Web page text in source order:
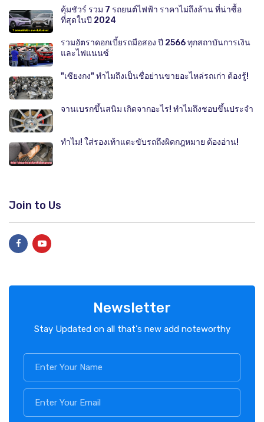
คุ้มชัวร์ รวม 7 รถยนต์ไฟฟ้า ราคาไม่ถึงล้าน ที่น่าซื้อ
ที่สุดในปี 2024
รวมอัตราดอกเบี้ยรถมือสอง ปี 2566 ทุกสถาบันการเงิน
และไฟแนนซ์
"เซียงกง" ทำไมถึงเป็นชื่อย่านขายอะไหล่รถเก่า ต้องรู้!
จานเบรกขึ้นสนิม เกิดจากอะไร! ทำไมถึงชอบขึ้นประจำ
ทำไม! ใส่รองเท้าแตะขับรถถึงผิดกฎหมาย ต้องอ่าน!
Join to Us
Newsletter
Stay Updated on all that's new add noteworthy